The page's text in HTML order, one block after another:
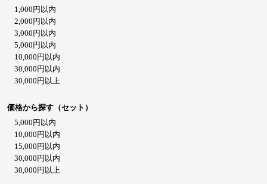
1,000円以内
2,000円以内
3,000円以内
5,000円以内
10,000円以内
30,000円以内
30,000円以上
価格から探す（セット）
5,000円以内
10,000円以内
15,000円以内
30,000円以内
30,000円以上